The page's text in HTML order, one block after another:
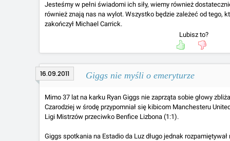
Jesteśmy w pełni świadomi ich siły, wiemy również
również znają nas na wylot. Wszystko będzie zależeć od tego,
zakończył Michael Carrick.
Lubisz to?
16.09.2011 Giggs nie myśli o emeryturze
Mimo 37 lat na karku Ryan Giggs nie zaprząta sobie głowy
Czarodziej w środę przypomniał się kibicom Manchesteru
Ligi Mistrzów przeciwko Benfice Lizbona (1:1).
Giggs spotkania na Estadio da Luz długo jednak